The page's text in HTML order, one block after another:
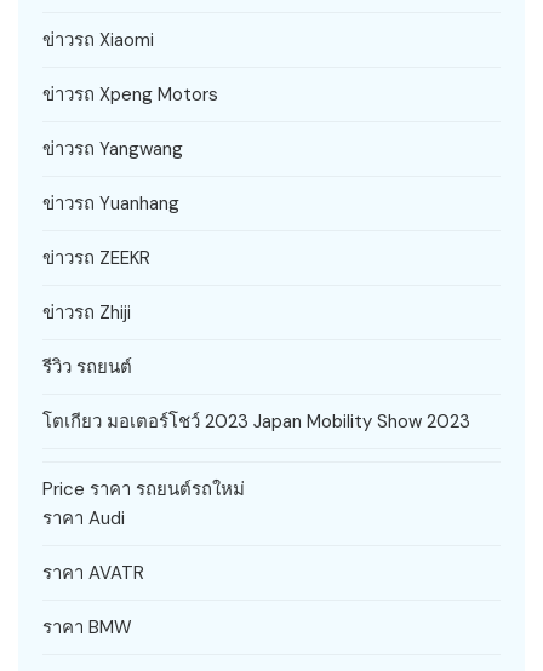
ข่าวรถ Xiaomi
ข่าวรถ Xpeng Motors
ข่าวรถ Yangwang
ข่าวรถ Yuanhang
ข่าวรถ ZEEKR
ข่าวรถ Zhiji
รีวิว รถยนต์
โตเกียว มอเตอร์โชว์ 2023 Japan Mobility Show 2023
Price ราคา รถยนต์รถใหม่
ราคา Audi
ราคา AVATR
ราคา BMW